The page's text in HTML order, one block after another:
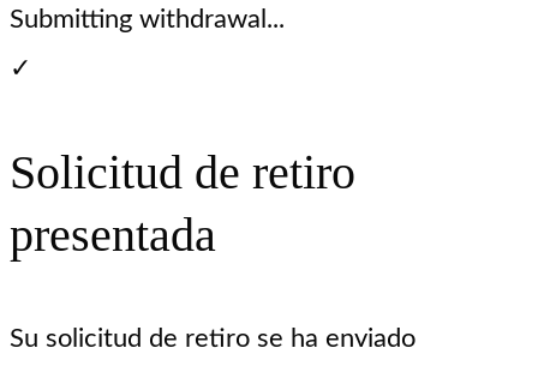
Submitting withdrawal...
✓
Solicitud de retiro
presentada
Su solicitud de retiro se ha enviado